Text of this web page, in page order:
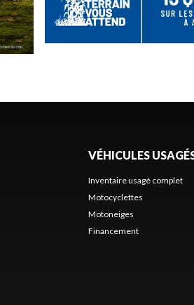
VÉHICULES
Inventaire usagé complet
Motocyclettes
Motoneiges
Financement